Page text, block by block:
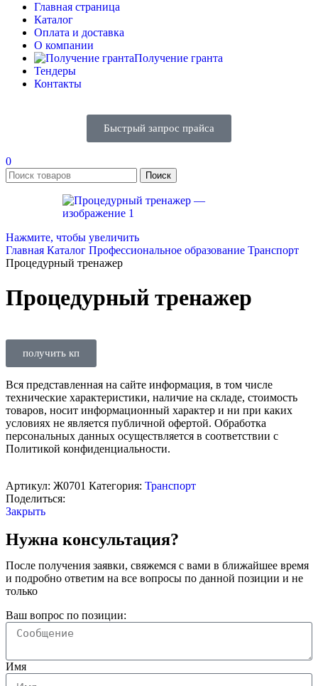
Главная страница
Каталог
Оплата и доставка
О компании
Получение гранта
Тендеры
Контакты
Быстрый запрос прайса
0
Поиск
Нажмите, чтобы увеличить
Главная Каталог Профессиональное образование Транспорт
Процедурный тренажер
Процедурный тренажер
получить кп
Вся представленная на сайте информация, в том числе
технические характеристики, наличие на складе, стоимость
товаров, носит информационный характер и ни при каких
условиях не является публичной офертой. Обработка
персональных данных осуществляется в соответствии с
Политикой конфиденциальности.
Артикул: Ж0701 Категория: Транспорт
Поделиться:
Закрыть
Нужна консультация?
После получения заявки, свяжемся с вами в ближайшее время
и подробно ответим на все вопросы по данной позиции и не
только
Ваш вопрос по позиции:
Имя